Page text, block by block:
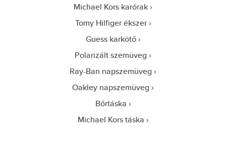
Michael Kors karórak
Tomy Hilfiger ékszer
Guess karkötő
Polarizált szemüveg
Ray-Ban napszemüveg
Oakley napszemüveg
Bőrtáska
Michael Kors táska